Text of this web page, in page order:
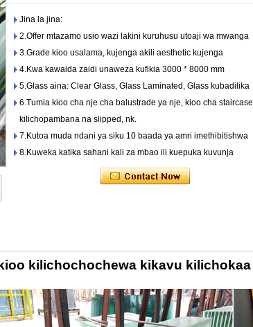
Jina la jina:
2.Offer mtazamo usio wazi lakini kuruhusu utoaji wa mwanga
3.Grade kioo usalama, kujenga akili aesthetic kujenga
4.Kwa kawaida zaidi unaweza kufikia 3000 * 8000 mm
5.Glass aina: Clear Glass, Glass Laminated, Glass kubadilika
6.Tumia kioo cha nje cha balustrade ya nje, kioo cha staircase
kilichopambana na slipped, nk.
7.Kutoa muda ndani ya siku 10 baada ya amri imethibitishwa
8.Kuweka katika sahani kali za mbao ili kuepuka kuvunja
kilichochochewa kikavu kilichokaa